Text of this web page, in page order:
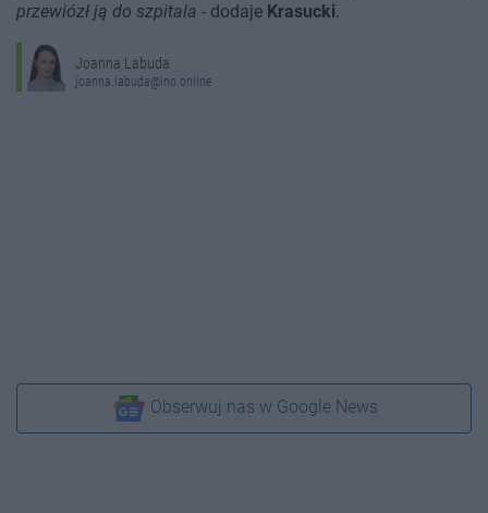
przewiózł ją do szpitala - dodaje Krasucki.
Joanna Labuda
joanna.labuda@ino.online
Obserwuj nas w Google News